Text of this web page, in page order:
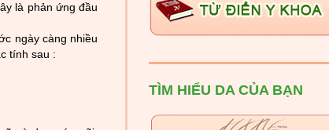
là phản ứng đầu
ngày càng nhiều
tính sau :
TÌM HIỂU DA CỦA BẠN